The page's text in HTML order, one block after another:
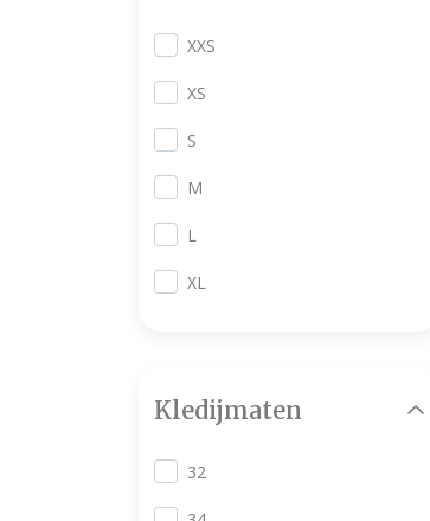
XXS
XS
S
M
L
XL
Kledijmaten
32